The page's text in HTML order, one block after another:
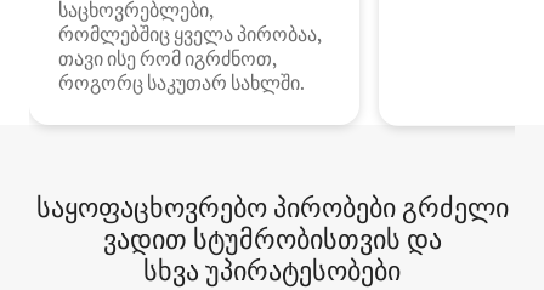
საცხოვრებლები,
რომლებშიც ყველა პირობაა,
თავი ისე რომ იგრძნოთ,
როგორც საკუთარ სახლში.
საყოფაცხოვრებო პირობები გრძელი
ვადით სტუმრობისთვის და
სხვა უპირატესობები